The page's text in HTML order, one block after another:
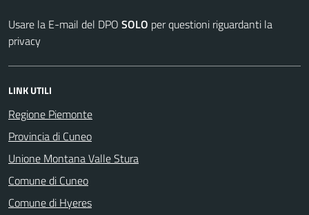
Usare la E-mail del DPO SOLO per questioni riguardanti la
privacy
LINK UTILI
Regione Piemonte
Provincia di Cuneo
Unione Montana Valle Stura
Comune di Cuneo
Comune di Hyeres